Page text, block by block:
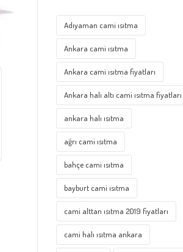
Adıyaman cami ısıtma
Ankara cami ısıtma
Ankara cami ısıtma fiyatları
Ankara halı altı cami ısıtma fiyatları
ankara halı ısıtma
ağrı cami ısıtma
bahçe cami ısıtma
bayburt cami ısıtma
cami alttan ısıtma 2019 fiyatları
cami halı ısıtma ankara